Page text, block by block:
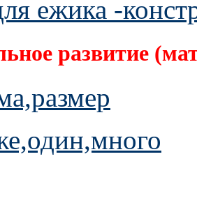
ежика -
развитие